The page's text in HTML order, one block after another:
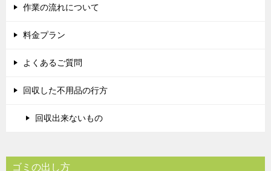
作業の流れについて
料金プラン
よくあるご質問
回収した不用品の行方
回収出来ないもの
ゴミの出し方